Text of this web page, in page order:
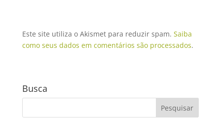
Este site utiliza o Akismet para reduzir spam. Saiba
como seus dados em comentários são processados.
Busca